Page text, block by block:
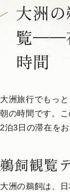
大洲
覧——
時間
大洲旅行でもっ
朝の時間です。
2泊3日の滞在をお
鵜飼観覧
大洲の鵜飼は、